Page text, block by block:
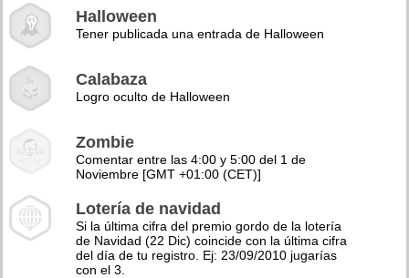
Halloween
Tener publicada una entrada de Halloween
Calabaza
Logro oculto de Halloween
Zombie
Comentar entre las 4:00 y 5:00 del 1 de
Noviembre [GMT +01:00 (CET)]
Lotería de navidad
Si la última cifra del premio gordo de la lotería
de Navidad (22 Dic) coincide con la última cifra
del día de tu registro. Ej: 23/09/2010 jugarías
con el 3.